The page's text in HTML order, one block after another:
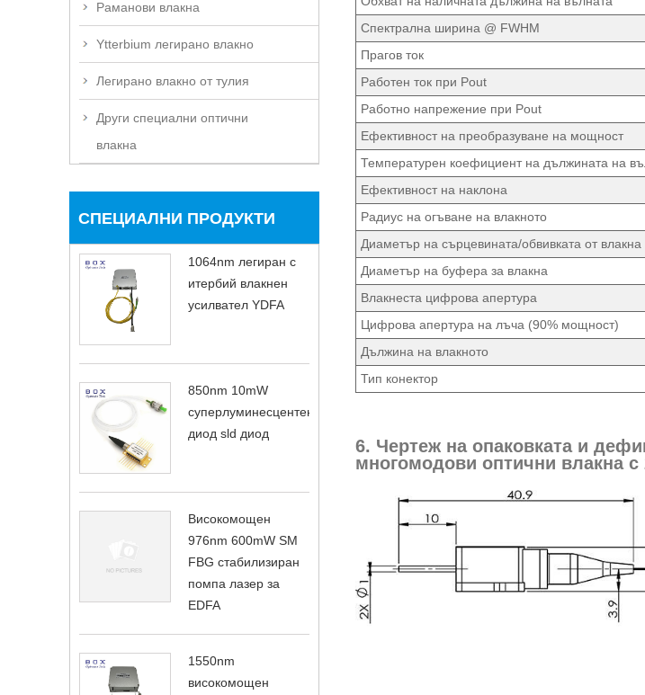
Раманови влакна
Ytterbium легирано влакно
Легирано влакно от тулия
Други специални оптични
влакна
СПЕЦИАЛНИ ПРОДУКТИ
1064nm легиран с
итербий влакнен
усилвател YDFA
850nm 10mW
суперлуминесцентен
диод sld диод
Високомощен
976nm 600mW SM
FBG стабилизиран
помпа лазер за
EDFA
1550nm
високомощен
Спектрална ширина @ FWHM
Прагов ток
Работен ток при Pout
Работно напрежение при Pout
Ефективност на преобразуване на мощност
Температурен коефициент на дължината на
Ефективност на наклона
Радиус на огъване на влакното
Диаметър на сърцевината/обвивката от влакна
Диаметър на буфера за влакна
Влакнеста цифрова апертура
Цифрова апертура на лъча (90% мощност)
Дължина на влакното
Тип конектор
6. Чертеж на опаковката и
многомодови оптични влакна